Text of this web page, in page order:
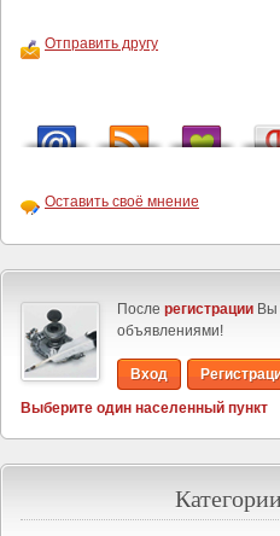
Отправить другу
Оставить своё мнение
После регистрации Вы
объявлениями!
Вход
Выберите один населенный пункт